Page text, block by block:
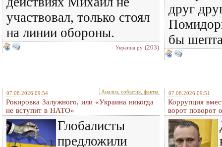
участвовал, только стоял
на линии обороны.
Украина.ру (203)
друг
бы
07.08.2026 09:54 Анализ, события, факты
Рокировка Залужного, или «Украина никогда
не вступит в НАТО»
Глобалисты
предложили
07.08.2026 09:51
Коррупция
ворот поворот